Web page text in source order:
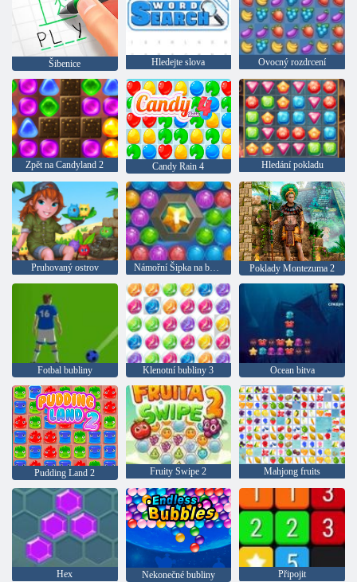
Šibenice Hledejte slova Ovocný rozdrcení
Zpět na Candyland 2 Candy Rain 4 Hledání pokladu
Pruhovaný ostrov Námořní Šipka na bubliny Poklady Montezuma 2
Fotbal bubliny Klenotní bubliny 3 Ocean bitva
Pudding Land 2 Fruity Swipe 2 Mahjong fruits
Hex Nekonečné bubliny Připojit